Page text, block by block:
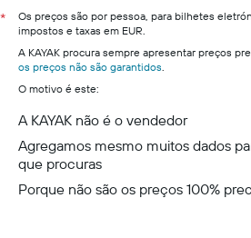
*
Os preços são por pessoa, para bilhetes
impostos e taxas em EUR.
A KAYAK procura sempre apresentar preços
os preços não são garantidos.
O motivo é este:
A KAYAK não é o vendedor
Agregamos mesmo muitos dados
que procuras
Porque não são os preços 100%